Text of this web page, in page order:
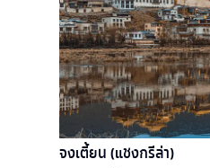
จงเตี้ยน (แชงกรีล่า)